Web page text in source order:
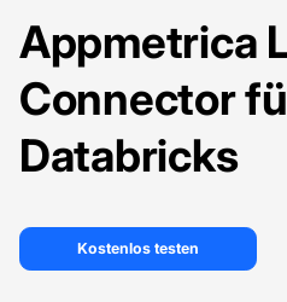
Appmetrica
Connector
Databricks
Kostenlos testen